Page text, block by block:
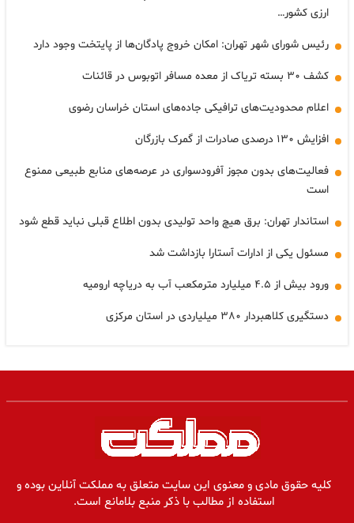
ارزی کشور…
رئیس شورای شهر تهران: امکان خروج پادگان‌ها از پایتخت وجود دارد
کشف ۳۰ بسته تریاک از معده مسافر اتوبوس در قائنات
اعلام محدودیت‌های ترافیکی جاده‌های استان خراسان رضوی
افزایش ۱۳۰ درصدی صادرات از گمرک بازرگان
فعالیت‌های بدون مجوز آفرودسواری در عرصه‌های منابع طبیعی ممنوع
است
استاندار تهران: برق هیچ واحد تولیدی بدون اطلاع قبلی نباید قطع شود
مسئول یکی از ادارات آستارا بازداشت شد
ورود بیش از ۴.۵ میلیارد مترمکعب آب به دریاچه ارومیه
دستگیری کلاهبردار ۳۸۰ میلیاردی در استان مرکزی
کلیه حقوق مادی و معنوی این سایت متعلق به مملکت آنلاین بوده و
استفاده از مطالب با ذکر منبع بلامانع است.